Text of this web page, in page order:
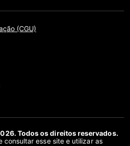
(CGU)
Todos os direitos reservados.
consultar esse site e utilizar as